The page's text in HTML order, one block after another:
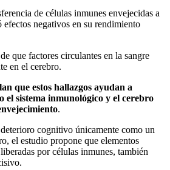
de células inmunes envejecidas a
negativos en su rendimiento
que factores circulantes en la sangre
en el cerebro.
que estos hallazgos ayudan a
el sistema inmunológico y el cerebro
.
cognitivo únicamente como un
el estudio propone que elementos
por células inmunes, también